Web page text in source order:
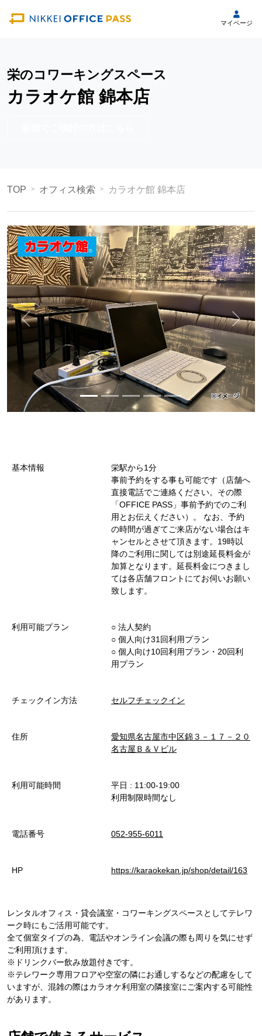
マイページ
栄のコワーキングスペース
カラオケ館 錦本店
TOP オフィス検索 カラオケ館 錦本店
基本情報
栄駅から1分
事前予約をする事も可能です（店舗へ
直接電話でご連絡ください。その際
「OFFICE PASS」事前予約でのご利
用とお伝えください）。 なお、予約
の時間が過ぎてご来店がない場合はキ
ャンセルとさせて頂きます。19時以
降のご利用に関しては別途延長料金が
加算となります。延長料金につきまし
ては各店舗フロントにてお伺いお願い
致します。
利用可能プラン
○︎ 法人契約
○︎ 個人向け31回利用プラン
○︎ 個人向け10回利用プラン・20回利
用プラン
チェックイン方法 セルフチェックイン
住所
愛知県名古屋市中区錦３－１７－２０
名古屋Ｂ＆Ｖビル
利用可能時間
平日 : 11:00-19:00
利用制限時間なし
電話番号 052-955-6011
HP https://karaokekan.jp/shop/detail/163
レンタルオフィス・貸会議室・コワーキングスペースとしてテレワ
ーク時にもご活用可能です。
全て個室タイプの為、電話やオンライン会議の際も周りを気にせず
ご利用頂けます。
※ドリンクバー飲み放題付きです。
※テレワーク専用フロアや空室の隣にお通しするなどの配慮をして
いますが、混雑の際はカラオケ利用室の隣接室にご案内する可能性
があります。